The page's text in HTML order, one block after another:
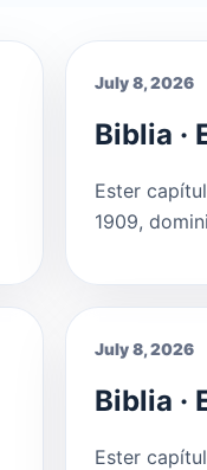
July 8, 2026
Biblia ·
Ester
1909,
July 8, 2026
Biblia ·
Ester